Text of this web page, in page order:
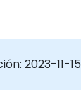
2023-11-15